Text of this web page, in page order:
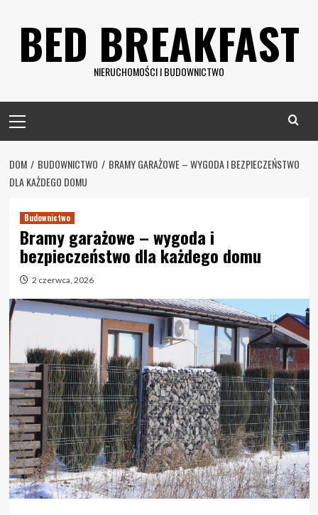
contentBED BREAKFAST
NIERUCHOMOŚCI I BUDOWNICTWO
Menu
DOM BUDOWNICTWO
BRAMY GARAŻOWE – WYGODA I BEZPIECZEŃSTWO
DLA KAŻDEGO DOMU
Budownictwo
Bramy garażowe – wygoda i
bezpieczeństwo dla każdego domu
2 czerwca, 2026